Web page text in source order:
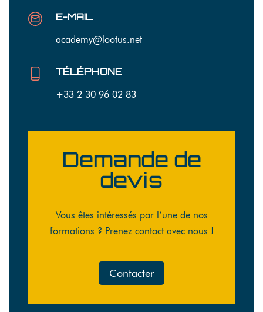
E-MAIL
academy@lootus.net
TÉLÉPHONE
+33 2 30 96 02 83
Demande de
devis
Vous êtes intéressés par l’une de nos
formations ? Prenez contact avec nous !
Contacter